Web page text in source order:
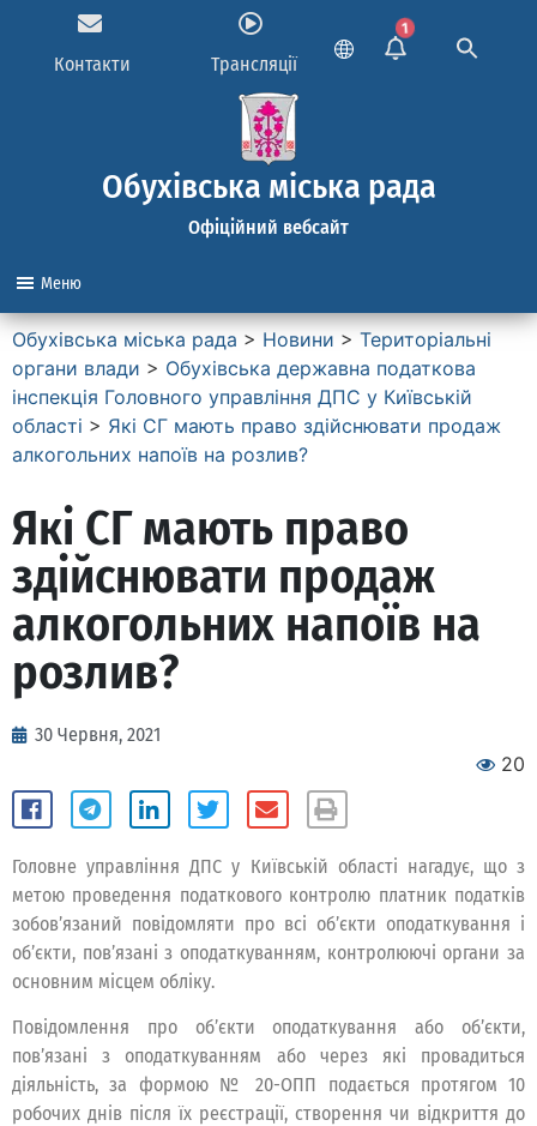
Контакти Трансляції
1
Обухівська міська рада
Офіційний вебсайт
Меню
Обухівська міська рада > Новини > Територіальні
органи влади > Обухівська державна податкова
інспекція Головного управління ДПС у Київській
області > Які СГ мають право здійснювати продаж
алкогольних напоїв на розлив?
Які СГ мають право
здійснювати продаж
алкогольних напоїв на
розлив?
30 Червня, 2021
20
Головне управління ДПС у Київській області нагадує, що з
метою проведення податкового контролю платник податків
зобов’язаний повідомляти про всі об’єкти оподаткування і
об’єкти, пов’язані з оподаткуванням, контролюючі органи за
основним місцем обліку.
Повідомлення про об’єкти оподаткування або об’єкти,
пов’язані з оподаткуванням або через які провадиться
діяльність, за формою № 20-ОПП подається протягом 10
робочих днів після їх реєстрації, створення чи відкриття до